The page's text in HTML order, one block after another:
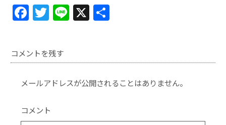
F
a
c
e
b
o
o
T
w
itt
er
Li
n
X
コメントを残す
メールアドレスが公開されることはありません。
コメント